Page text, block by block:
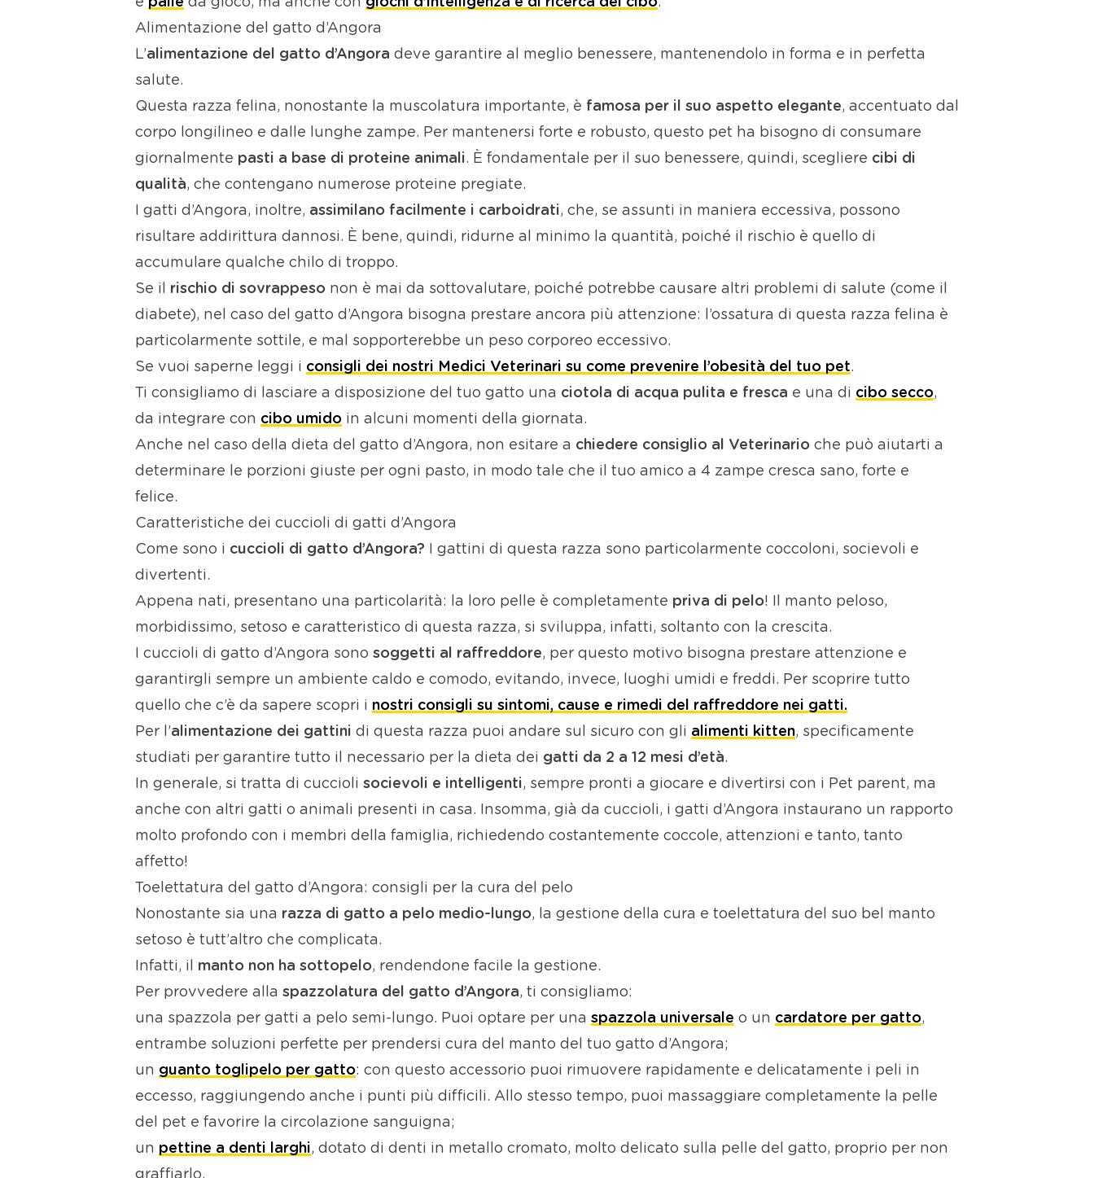
Alimentazione del gatto d’Angora
L’alimentazione del gatto d’Angora deve garantire al meglio benessere, mantenendolo in forma e in perfetta
salute.
Questa razza felina, nonostante la muscolatura importante, è famosa per il suo aspetto elegante, accentuato dal
corpo longilineo e dalle lunghe zampe. Per mantenersi forte e robusto, questo pet ha bisogno di consumare
giornalmente pasti a base di proteine animali. È fondamentale per il suo benessere, quindi, scegliere cibi di
qualità, che contengano numerose proteine pregiate.
I gatti d’Angora, inoltre, assimilano facilmente i carboidrati, che, se assunti in maniera eccessiva, possono
risultare addirittura dannosi. È bene, quindi, ridurne al minimo la quantità, poiché il rischio è quello di
accumulare qualche chilo di troppo.
Se il rischio di sovrappeso non è mai da sottovalutare, poiché potrebbe causare altri problemi di salute (come il
diabete), nel caso del gatto d’Angora bisogna prestare ancora più attenzione: l’ossatura di questa razza felina è
particolarmente sottile, e mal sopporterebbe un peso corporeo eccessivo.
Se vuoi saperne leggi i consigli dei nostri Medici Veterinari su come prevenire l’obesità del tuo pet.
Ti consigliamo di lasciare a disposizione del tuo gatto una ciotola di acqua pulita e fresca e una di cibo secco,
da integrare con cibo umido in alcuni momenti della giornata.
Anche nel caso della dieta del gatto d’Angora, non esitare a chiedere consiglio al Veterinario che può aiutarti a
determinare le porzioni giuste per ogni pasto, in modo tale che il tuo amico a 4 zampe cresca sano, forte e
felice.
Caratteristiche dei cuccioli di gatti d’Angora
Come sono i cuccioli di gatto d’Angora? I gattini di questa razza sono particolarmente coccoloni, socievoli e
divertenti.
Appena nati, presentano una particolarità: la loro pelle è completamente priva di pelo! Il manto peloso,
morbidissimo, setoso e caratteristico di questa razza, si sviluppa, infatti, soltanto con la crescita.
I cuccioli di gatto d’Angora sono soggetti al raffreddore, per questo motivo bisogna prestare attenzione e
garantirgli sempre un ambiente caldo e comodo, evitando, invece, luoghi umidi e freddi. Per scoprire tutto
quello che c’è da sapere scopri i nostri consigli su sintomi, cause e rimedi del raffreddore nei gatti.
Per l’alimentazione dei gattini di questa razza puoi andare sul sicuro con gli alimenti kitten, specificamente
studiati per garantire tutto il necessario per la dieta dei gatti da 2 a 12 mesi d’età.
In generale, si tratta di cuccioli socievoli e intelligenti, sempre pronti a giocare e divertirsi con i Pet parent, ma
anche con altri gatti o animali presenti in casa. Insomma, già da cuccioli, i gatti d’Angora instaurano un rapporto
molto profondo con i membri della famiglia, richiedendo costantemente coccole, attenzioni e tanto, tanto
affetto!
Toelettatura del gatto d’Angora: consigli per la cura del pelo
Nonostante sia una razza di gatto a pelo medio-lungo, la gestione della cura e toelettatura del suo bel manto
setoso è tutt’altro che complicata.
Infatti, il
manto non ha sottopelo, rendendone facile la gestione.
Per provvedere alla spazzolatura del gatto d’Angora, ti consigliamo:
una spazzola per gatti a pelo semi-lungo. Puoi optare per una spazzola universale o un cardatore per gatto,
entrambe soluzioni perfette per prendersi cura del manto del tuo gatto d’Angora;
un guanto toglipelo per gatto: con questo accessorio puoi rimuovere rapidamente e delicatamente i peli in
eccesso, raggiungendo anche i punti più difficili. Allo stesso tempo, puoi massaggiare completamente la pelle
del pet e favorire la circolazione sanguigna;
un pettine a denti larghi, dotato di denti in metallo cromato, molto delicato sulla pelle del gatto, proprio per non
graffiarlo.